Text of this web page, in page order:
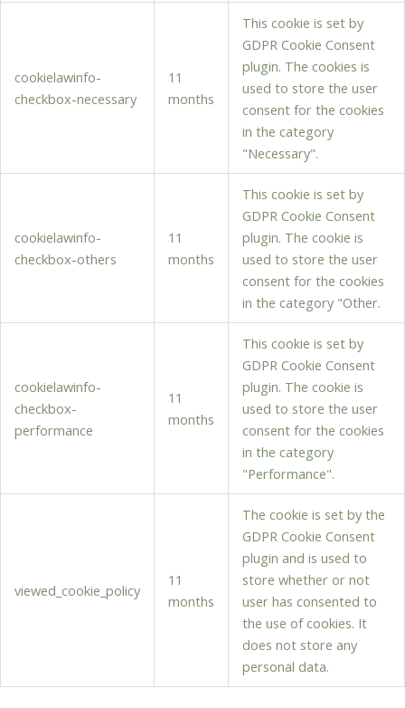
cookielawinfo-
checkbox-necessary
11
months
This cookie is set by
GDPR Cookie Consent
plugin. The cookies is
used to store the user
consent for the cookies
in the category
"Necessary".
cookielawinfo-
checkbox-others
11
months
This cookie is set by
GDPR Cookie Consent
plugin. The cookie is
used to store the user
consent for the cookies
in the category "Other.
cookielawinfo-
checkbox-
performance
11
months
This cookie is set by
GDPR Cookie Consent
plugin. The cookie is
used to store the user
consent for the cookies
in the category
"Performance".
viewed_cookie_policy
11
months
The cookie is set by the
GDPR Cookie Consent
plugin and is used to
store whether or not
user has consented to
the use of cookies. It
does not store any
personal data.